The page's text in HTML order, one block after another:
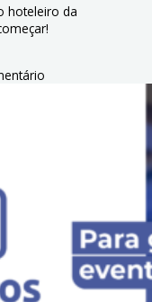
hoteleiro da